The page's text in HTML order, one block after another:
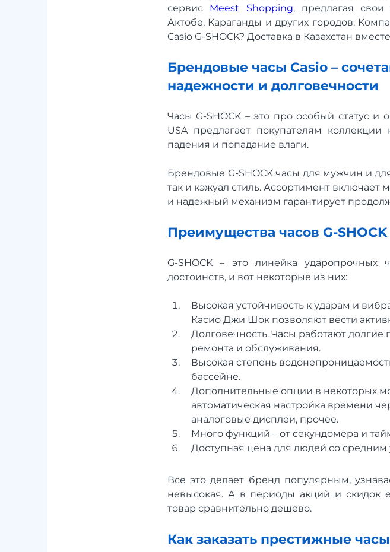
сервис Meest Shopping, предлагая
Актобе, Караганды и других городов.
Casio G-SHOCK? Доставка в Казахстан
Брендовые часы Casio –
надежности и долговечности
Часы G-SHOCK – это про особый статус
USA предлагает покупателям
падения и попадание влаги.
Брендовые G-SHOCK часы для мужчин и
так и кэжуал стиль. Ассортимент включает
и надежный механизм гарантирует
Преимущества часов G-SHOCK
G-SHOCK – это линейка
достоинств, и вот некоторые из них:
Высокая устойчивость к ударам и
Касио Джи Шок позволяют вести
Долговечность. Часы работают
ремонта и обслуживания.
Высокая степень
бассейне.
Дополнительные опции в некоторых
автоматическая настройка времени
аналоговые дисплеи, прочее.
Много функций – от секундомера и
Доступная цена для людей со средним
Все это делает бренд популярным,
невысокая. А в периоды акций и скидок
товар сравнительно дешево.
Как заказать престижные часы